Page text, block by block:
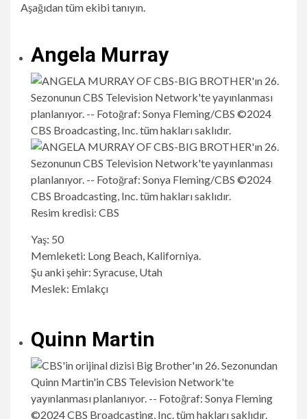
Aşağıdan tüm ekibi tanıyın.
Angela Murray
Resim kredisi: CBS
Yaş: 50
Memleketi: Long Beach, Kaliforniya.
Şu anki şehir: Syracuse, Utah
Meslek: Emlakçı
Quinn Martin